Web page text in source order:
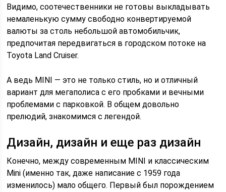
Видимо, соотечественники не готовы выкладывать
немаленькую сумму свободно конвертируемой
валюты за столь небольшой автомобильчик,
предпочитая передвигаться в городском потоке на
Toyota Land Cruiser.
А ведь MINI — это не только стиль, но и отличный
вариант для мегаполиса с его пробками и вечными
проблемами с парковкой. В общем довольно
прелюдий, знакомимся с легендой.
Дизайн, дизайн и еще раз дизайн
Конечно, между современным MINI и классическим
Mini (именно так, даже написание с 1959 года
изменилось) мало общего. Первый был порождением